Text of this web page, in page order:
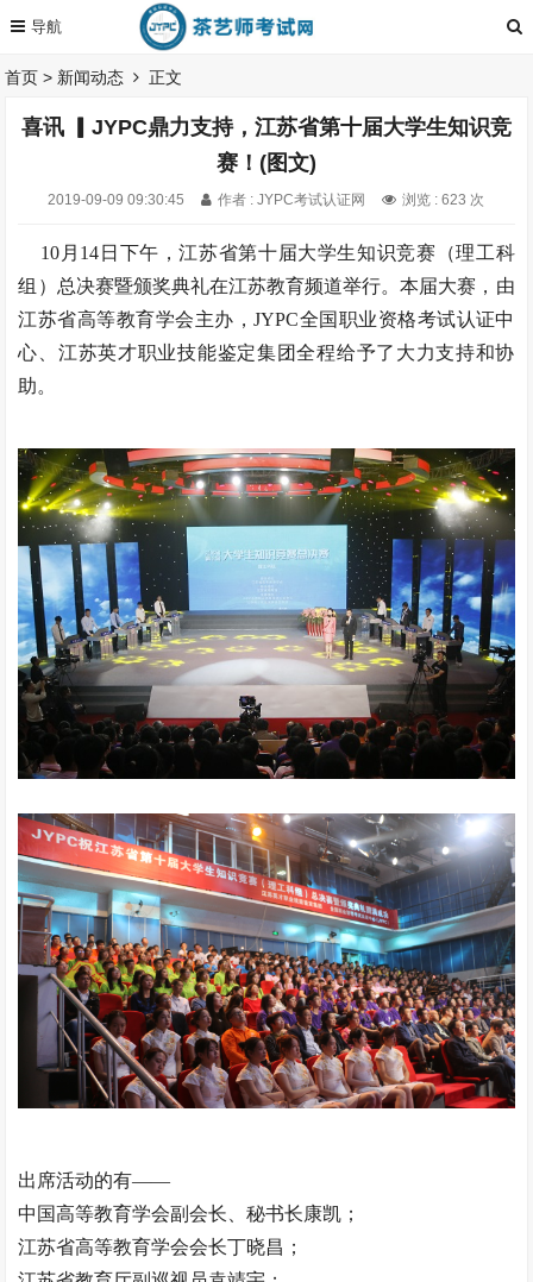
首页 > 新闻动态 正文
喜讯 ▎JYPC鼎力支持，江苏省第十届大学生知识竞
赛！(图文)
2019-09-09 09:30:45 作者 : JYPC考试认证网 浏览 : 623 次
10月14日下午，江苏省第十届大学生知识竞赛（理工科
组）总决赛暨颁奖典礼在江苏教育频道举行。本届大赛，由
江苏省高等教育学会主办，JYPC全国职业资格考试认证中
心、江苏英才职业技能鉴定集团全程给予了大力支持和协
助。
出席活动的有——
中国高等教育学会副会长、秘书长康凯；
江苏省高等教育学会会长丁晓昌；